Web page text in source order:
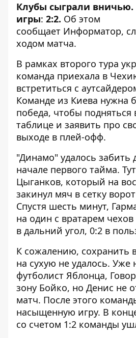
Клубы сыграли вничью.
игры: 2:2. Об этом
сообщает Информатор,
ходом матча.
В рамках второго тура
команда приехала в
встретиться с
Команде из Киева нужна
победа, чтобы подняться
таблице и заявить про
выходе в плей-офф.
"Динамо" удалось забить
начале первого тайма.
Цыганков, который на
закинул мяч в сетку
Спустя шесть минут,
на один с вратарем
в дальний угол, 0:2 в
К сожалению, сохранить
на сухую не удалось. Уже
футболист Яблонца,
зону Бойко, но Денис не
матч. После этого
насыщенную игру. В
со счетом 1:2 команды